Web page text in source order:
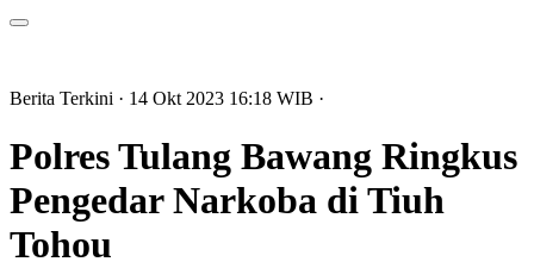
Berita Terkini · 14 Okt 2023 16:18 WIB ·
Polres Tulang Bawang Ringkus
Pengedar Narkoba di Tiuh
Tohou